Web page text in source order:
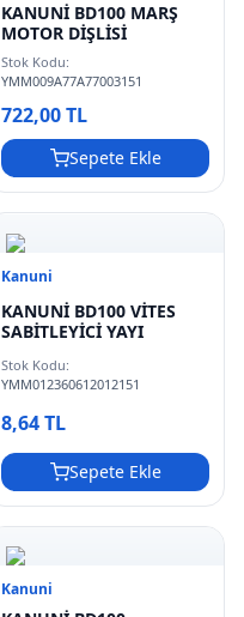
KANUNİ BD100 MARŞ
MOTOR DİŞLİSİ
Stok Kodu:
YMM009A77A77003151
722,00 TL
Sepete Ekle
Kanuni
KANUNİ BD100 VİTES
SABİTLEYİCİ YAYI
Stok Kodu:
YMM012360612012151
8,64 TL
Sepete Ekle
Kanuni